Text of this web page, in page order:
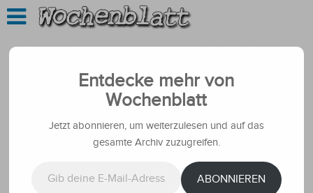
Entdecke mehr von
Wochenblatt
Jetzt abonnieren, um weiterzulesen und auf das
gesamte Archiv zuzugreifen.
ABONNIEREN